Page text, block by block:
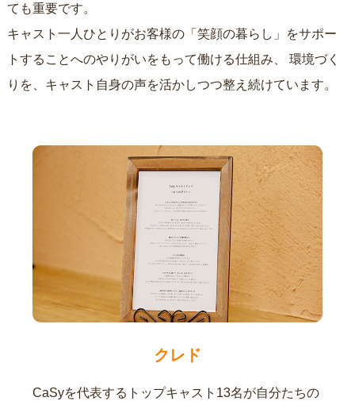
ても重要です。
キャスト一人ひとりがお客様の「笑顔の暮らし」をサポー
トすることへのやりがいをもって働ける仕組み、
りを、キャスト自身の声を活かしつつ整え続けています。
クレド
CaSyを代表するトップキャスト13名が自分たちの